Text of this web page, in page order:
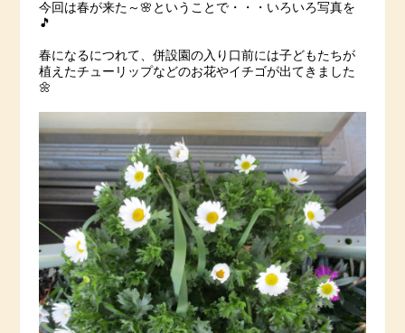
今回は春が来た～🌸ということで・・・いろいろ写真を
🎵
春になるにつれて、併設園の入り口前には子どもたちが
植えたチューリップなどのお花やイチゴが出てきました
🌼